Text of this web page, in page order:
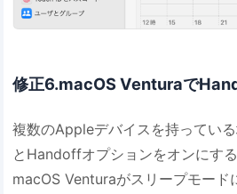
修正6.macOS Venturaで
複数のAppleデバイスを持ってい
とHandoffオプションをオンにする
macOS Venturaがスリープモード